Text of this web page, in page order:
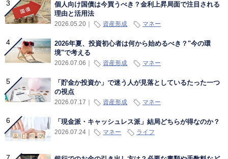
個人向け国債は今買うべき？金利上昇局面で注目される
理由と活用法
2026.05.20｜ 資産形成 マネー
2026年夏、投資初心者は何から始めるべき？"今の環
境"で考える
2026.07.06 資産形成 マネー
「貯金か投資か」で迷う人が見落としているたった一つ
の視点
2026.07.17 資産形成 マネー
「現金派・キャッシュレス派」結局どちらが得なのか？
2026.07.24｜ マネー ライフ